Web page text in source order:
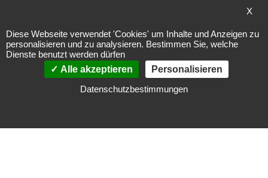
4,60 von 5
SEHR GUT
X
Diese Webseite verwendet 'Cookies' um Inhalte und Anzeigen zu
personalisieren und zu analysieren. Bestimmen Sie, welche
Dienste benutzt werden dürfen
Alle akzeptieren
Personalisieren
Datenschutzbestimmungen